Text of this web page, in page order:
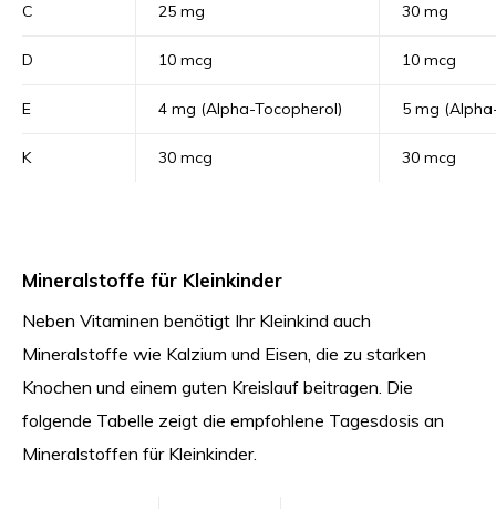
C 25 mg 30 mg
D 10 mcg 10 mcg
E 4 mg (Alpha-Tocopherol) 5 mg
K 30 mcg 30 mcg
Mineralstoffe für Kleinkinder
Neben Vitaminen benötigt Ihr Kleinkind auch
Mineralstoffe wie Kalzium und Eisen, die zu starken
Knochen und einem guten Kreislauf beitragen. Die
folgende Tabelle zeigt die empfohlene Tagesdosis an
Mineralstoffen für Kleinkinder.